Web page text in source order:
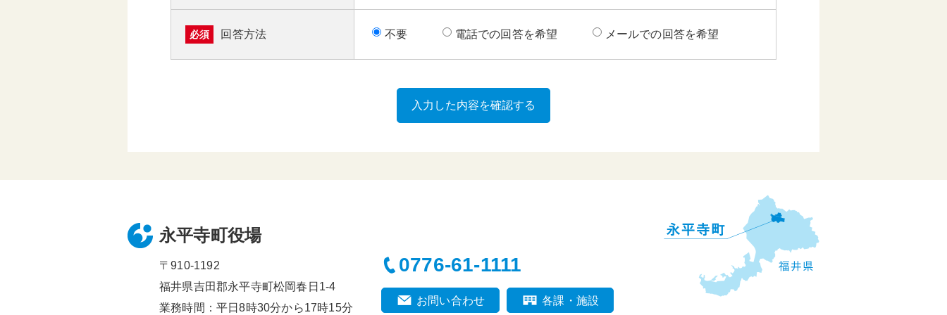
必須 回答方法 不要 電話での回答を希望 メールでの回答を希望
永平寺町役場
〒910-1192
福井県吉田郡永平寺町松岡春日1-4
業務時間：平日8時30分から17時15分
0776-61-1111
お問い合わせ 各課・施設